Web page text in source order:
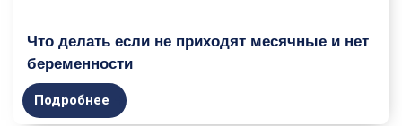
Что делать если не приходят месячные и нет
беременности
Подробнее